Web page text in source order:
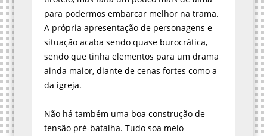
para podermos embarcar melhor na trama.
A própria apresentação de personagens e
situação acaba sendo quase burocrática,
sendo que tinha elementos para um drama
ainda maior, diante de cenas fortes como a
da igreja.
Não há também uma boa construção de
tensão pré-batalha. Tudo soa meio